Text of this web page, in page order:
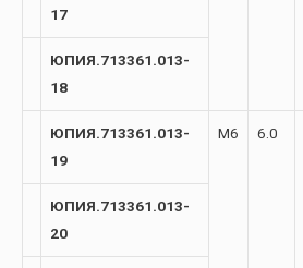
17
ЮПИЯ.713361.013-
18
ЮПИЯ.713361.013-
19
М6 6.0
ЮПИЯ.713361.013-
20